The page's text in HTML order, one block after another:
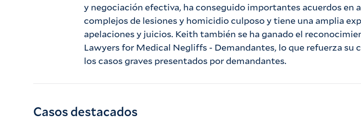
y negociación efectiva, ha conseguido importantes acuerdos en
complejos de lesiones y homicidio culposo y tiene una amplia
apelaciones y juicios. Keith también se ha ganado el
Lawyers for Medical Negliffs - Demandantes, lo que refuerza su
los casos graves presentados por demandantes.
Casos destacados